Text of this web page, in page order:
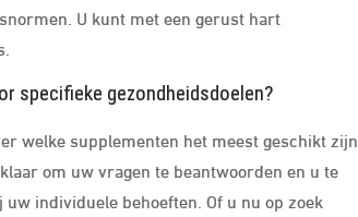
U kunt met een gerust hart
specifieke gezondheidsdoelen?
welke supplementen het meest geschikt zijn
om uw vragen te beantwoorden en u te
individuele behoeften. Of u nu op zoek